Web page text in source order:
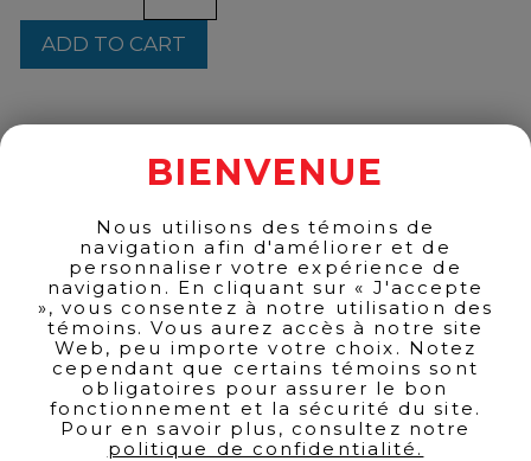
Paradise
EDP
100ml
ADD TO CART
BACK TO PRODUCTSBIENVENUE
Nous utilisons des témoins de
navigation afin d'améliorer et de
personnaliser votre expérience de
navigation. En cliquant sur « J'accepte
», vous consentez à notre utilisation des
témoins. Vous aurez accès à notre site
Web, peu importe votre choix. Notez
cependant que certains témoins sont
obligatoires pour assurer le bon
fonctionnement et la sécurité du site.
Pour en savoir plus, consultez notre
politique de confidentialité.